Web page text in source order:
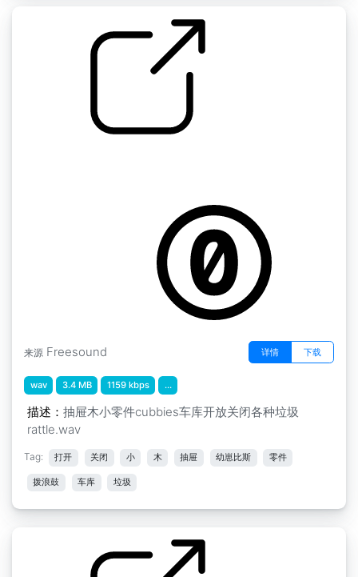
来源 Freesound 详情 下载
wav 3.4 MB 1159 kbps ...
描述： 抽屉木小零件cubbies车库开放关闭各种垃圾
rattle.wav
Tag: 打开 关闭 小 木 抽屉 幼崽比斯 零件
拨浪鼓 车库 垃圾